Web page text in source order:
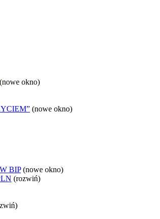
(nowe okno)
(nowe okno)
BIP (nowe okno)
(rozwiń)